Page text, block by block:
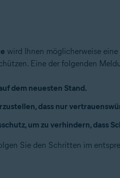
wird Ihnen möglicherweise
Eine der folgenden
dem neuesten Stand.
dass nur
um zu verhindern, dass
Sie den Schritten im